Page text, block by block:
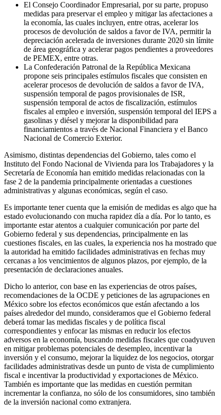
El Consejo Coordinador Empresarial, por su parte, propuso
medidas para preservar el empleo y mitigar las afectaciones a
la economía, las cuales incluyen, entre otras, acelerar los
procesos de devolución de saldos a favor de IVA, permitir la
depreciación acelerada de inversiones durante 2020 sin límite
de área geográfica y acelerar pagos pendientes a proveedores
de PEMEX, entre otras.
La Confederación Patronal de la República Mexicana
propone seis principales estímulos fiscales que consisten en
acelerar procesos de devolución de saldos a favor de IVA,
suspensión temporal de pagos provisionales de ISR,
suspensión temporal de actos de fiscalización, estímulos
fiscales al empleo e inversión, suspensión temporal del IEPS a
gasolinas y diésel y mejorar la disponibilidad para
financiamientos a través de Nacional Financiera y el Banco
Nacional de Comercio Exterior.
Asimismo, distintas dependencias del Gobierno, tales como el
Instituto del Fondo Nacional de Vivienda para los Trabajadores y la
Secretaría de Economía han emitido medidas relacionadas con la
fase 2 de la pandemia principalmente orientadas a cuestiones
administrativas y algunas económicas, según el caso.
Es importante tener cuenta que la emisión de medidas es algo que ha
estado evolucionando con mucha rapidez día a día. Por lo tanto, es
importante estar atentos a cualquier comunicación por parte del
Gobierno federal y sus dependencias, principalmente en las
cuestiones fiscales, en las cuales, la experiencia nos ha mostrado que
la autoridad ha emitido facilidades administrativas en fechas muy
cercanas a los vencimientos de algunos plazos, por ejemplo, de la
presentación de declaraciones anuales.
Dicho lo anterior, con base en las experiencias de otros países,
recomendaciones de la OCDE y peticiones de las agrupaciones en
México sobre los efectos económicos que están afectando a los
países alrededor del mundo, consideramos que el Gobierno federal
deberá tomar las medidas fiscales y de política fiscal
correspondientes y enfocar las mismas en reducir los efectos
adversos en la economía, buscando medidas fiscales que coadyuven
en mitigar problemas potenciales de desempleo, incentivar la
inversión y el consumo, mejorar la liquidez de los negocios, otorgar
facilidades administrativas desde un punto de vista de cumplimiento
fiscal e incentivar la productividad y exportaciones de México.
También es importante que las medidas en cuestión permitan
incrementar la confianza, no sólo de los consumidores, sino también
de la inversión nacional como extranjera.